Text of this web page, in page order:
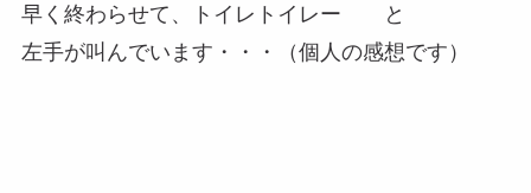
早く終わらせて、トイレトイレー と
左手が叫んでいます・・・（個人の感想です）